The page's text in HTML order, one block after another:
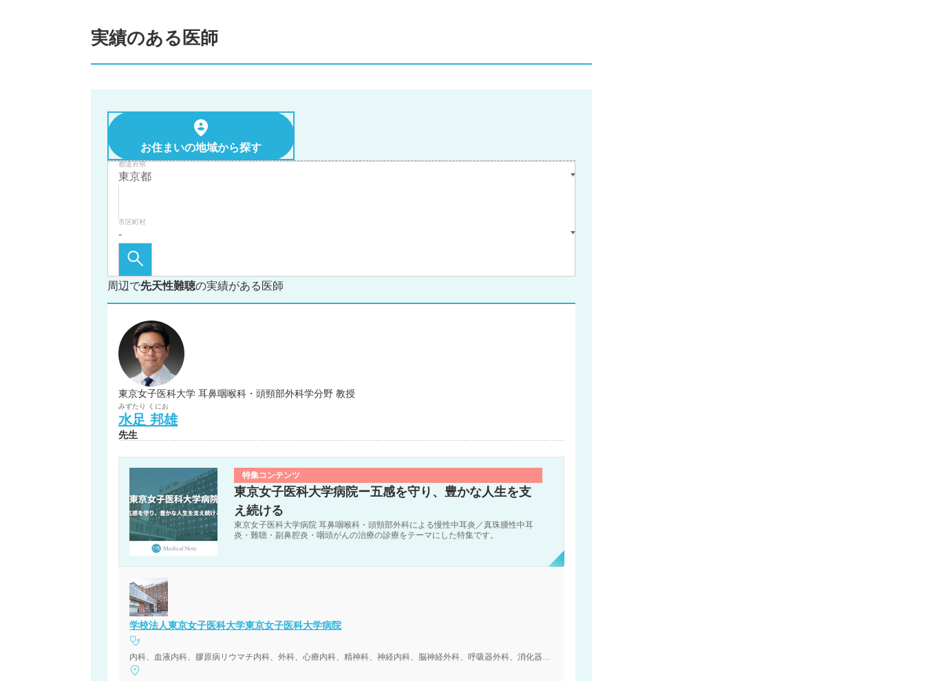
実績のある医師
お住まいの地域から探す
都道府県
市区町村
周辺で先天性難聴の実績がある医師
東京女子医科大学 耳鼻咽喉科・頭頸部外科学分野 教授
みずたり くにお
水足 邦雄
先生
特集コンテンツ
東京女子医科大学病院ー五感を守り、豊かな人生を支
え続ける
東京女子医科大学病院 耳鼻咽喉科・頭頸部外科による慢性中耳炎／真珠腫性中耳
炎・難聴・副鼻腔炎・咽頭がんの治療の診療をテーマにした特集です。
学校法人東京女子医科大学東京女子医科大学病院
内科、血液内科、膠原病リウマチ内科、外科、心療内科、精神科、神経内科、脳神経外科、呼吸器外科、消化器外科、腎臓内科、心臓血管外科、小児科、小児外科、整形外科、形成外科、皮膚科、泌尿器科、